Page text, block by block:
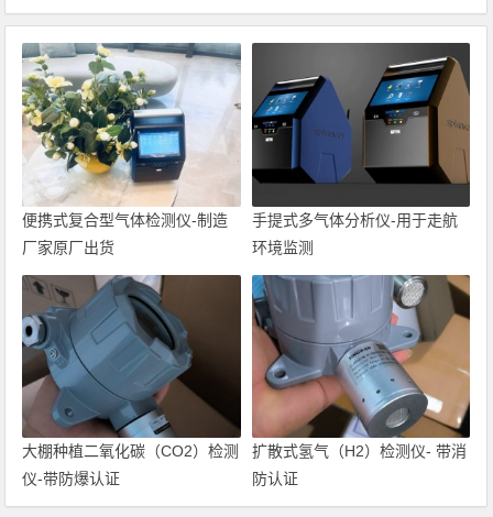
便携式复合型气体检测仪-制造
厂家原厂出货
手提式多气体分析仪-用于走航
环境监测
大棚种植二氧化碳（CO2）检测
仪-带防爆认证
扩散式氢气（H2）检测仪- 带消
防认证